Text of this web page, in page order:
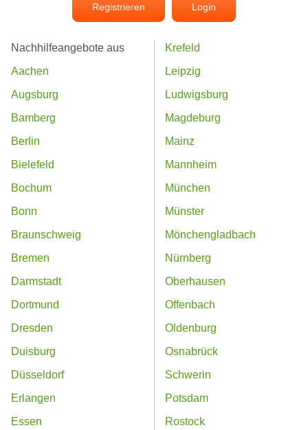
Registrieren Login
Nachhilfeangebote aus
Aachen
Augsburg
Bamberg
Berlin
Bielefeld
Bochum
Bonn
Braunschweig
Bremen
Darmstadt
Dortmund
Dresden
Duisburg
Düsseldorf
Erlangen
Essen
Krefeld
Leipzig
Ludwigsburg
Magdeburg
Mainz
Mannheim
München
Münster
Mönchengladbach
Nürnberg
Oberhausen
Offenbach
Oldenburg
Osnabrück
Schwerin
Potsdam
Rostock